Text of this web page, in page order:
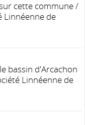
cette commune/
Linnéenne de
bassin d'Arcachon
Linnéenne de